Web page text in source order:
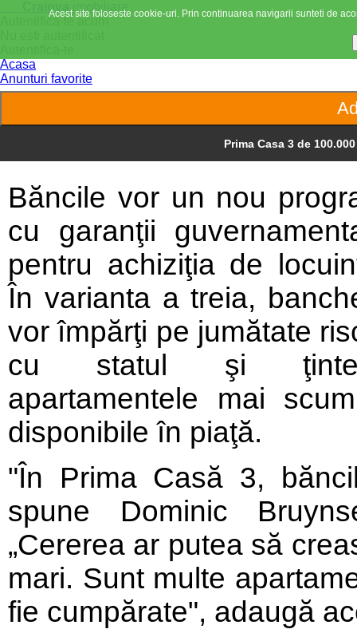
Craiova
imobiliare
Autentifica-te acum
Acasa
Anunturi favorite
Prima Casa 3 de
Băncile vor un nou
cu garanţii
pentru achiziţia de
În varianta a treia,
vor împărţi pe jumătate
cu statul şi
apartamentele mai
disponibile în piaţă.
"În Prima Casă 3,
spune Dominic
„Cererea ar putea să
mari. Sunt multe
fie cumpărate", adaugă
Acest site foloseste cookie-uri. Prin continuarea navigarii sunteti de